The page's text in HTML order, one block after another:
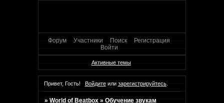
Форум Участники Поиск
Регистрация
Войти
Активные темы
Привет, Гость! Войдитеили зарегистрируйтесь.
»World of Beatbox »Обучение звукам